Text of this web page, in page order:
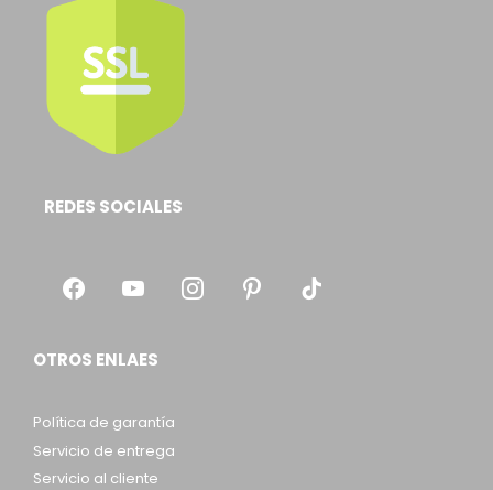
REDES SOCIALES
OTROS ENLAES
Política de garantía
Servicio de entrega
Servicio al cliente